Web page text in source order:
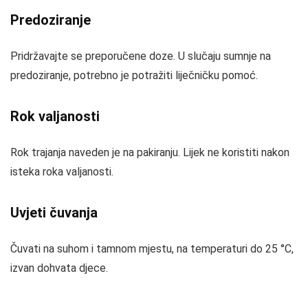
Predoziranje
Pridržavajte se preporučene doze. U slučaju sumnje na
predoziranje, potrebno je potražiti liječničku pomoć.
Rok valjanosti
Rok trajanja naveden je na pakiranju. Lijek ne koristiti nakon
isteka roka valjanosti.
Uvjeti čuvanja
Čuvati na suhom i tamnom mjestu, na temperaturi do 25 °C,
izvan dohvata djece.